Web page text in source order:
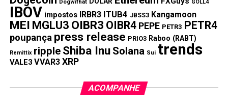
Chapéu que Perdeu a Graça
Dogwifhat GOLL4
IBOV impostos IRBR3 ITUB4 JBSS3 Kangamoon
MEI MGLU3 OIBR3 OIBR4 PEPE PETR3 PETR4
poupança press release PRIO3 Raboo (RABT)
Remittix ripple Shiba Inu Solana Sui trends
VALE3 VVAR3 XRP
ACOMPANHE